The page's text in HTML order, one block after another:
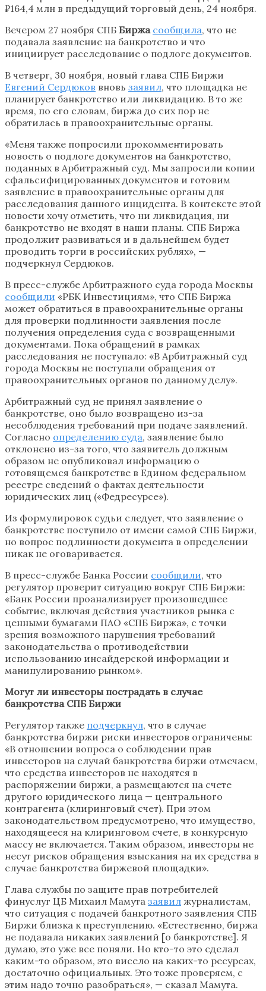
₽164,4 млн в предыдущий торговый день, 24 ноября.
Вечером 27 ноября СПБ Биржа сообщила, что не
подавала заявление на банкротство и что
инициирует расследование о подлоге документов.
В четверг, 30 ноября, новый глава СПБ Биржи
Евгений Сердюков вновь заявил, что площадка не
планирует банкротство или ликвидацию. В то же
время, по его словам, биржа до сих пор не
обратилась в правоохранительные органы.
«Меня также попросили прокомментировать
новость о подлоге документов на банкротство,
поданных в Арбитражный суд. Мы запросили копии
сфальсифицированных документов и готовим
заявление в правоохранительные органы для
расследования данного инцидента. В контексте этой
новости хочу отметить, что ни ликвидация, ни
банкротство не входят в наши планы. СПБ Биржа
продолжит развиваться и в дальнейшем будет
проводить торги в российских рублях», —
подчеркнул Сердюков.
В пресс-службе Арбитражного суда города Москвы
сообщили «РБК Инвестициям», что СПБ Биржа
может обратиться в правоохранительные органы
для проверки подлинности заявления после
получения определения суда с возвращенными
документами. Пока обращений в рамках
расследования не поступало: «В Арбитражный суд
города Москвы не поступали обращения от
правоохранительных органов по данному делу».
Арбитражный суд не принял заявление о
банкротстве, оно было возвращено из-за
несоблюдения требований при подаче заявлений.
Согласно определению суда, заявление было
отклонено из-за того, что заявитель должным
образом не опубликовал информацию о
готовящемся банкротстве в Едином федеральном
реестре сведений о фактах деятельности
юридических лиц («Федресурсе»).
Из формулировок судьи следует, что заявление о
банкротстве поступило от имени самой СПБ Биржи,
но вопрос подлинности документа в определении
никак не оговаривается.
В пресс-службе Банка России сообщили, что
регулятор проверит ситуацию вокруг СПБ Биржи:
«Банк России проанализирует произошедшее
событие, включая действия участников рынка с
ценными бумагами ПАО «СПБ Биржа», с точки
зрения возможного нарушения требований
законодательства о противодействии
использованию инсайдерской информации и
манипулированию рынком».
Могут ли инвесторы пострадать в случае
банкротства СПБ Биржи
Регулятор также подчеркнул, что в случае
банкротства биржи риски инвесторов ограничены:
«В отношении вопроса о соблюдении прав
инвесторов на случай банкротства биржи отмечаем,
что средства инвесторов не находятся в
распоряжении биржи, а размещаются на счете
другого юридического лица — центрального
контрагента (клиринговый счет). При этом
законодательством предусмотрено, что имущество,
находящееся на клиринговом счете, в конкурсную
массу не включается. Таким образом, инвесторы не
несут рисков обращения взыскания на их средства в
случае банкротства биржевой площадки».
Глава службы по защите прав потребителей
финуслуг ЦБ Михаил Мамута заявил журналистам,
что ситуация с подачей банкротного заявления СПБ
Биржи близка к преступлению. «Естественно, биржа
не подавала никаких заявлений [о банкротстве]. Я
думаю, это уже все поняли. Но кто-то это сделал
каким-то образом, это висело на каких-то ресурсах,
достаточно официальных. Это тоже проверяем, с
этим надо точно разобраться», — сказал Мамута.